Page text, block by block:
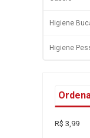
Higiene
Higiene
R$ 3,99